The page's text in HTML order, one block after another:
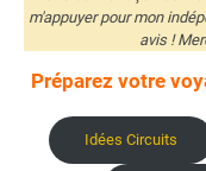
m'appuyer pour mon
avis !
Préparez votre
Idées Circuits